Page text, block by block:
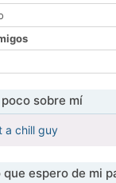
sobre mí
a chill guy
que espero de mi